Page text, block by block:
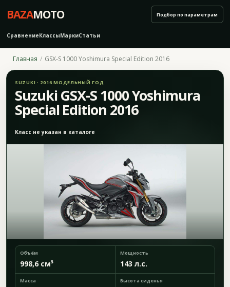
BAZAMOTO
СравнениеКлассыМаркиСтатьи
Подбор по параметрам
Главная GSX-S 1000 Yoshimura Special Edition 2016
SUZUKI · 2016 МОДЕЛЬНЫЙ ГОД
Suzuki GSX-S 1000 Yoshimura
Special Edition 2016
Класс не указан в каталоге
Объём
998,6 см³
Мощность
143 л.с.
Масса Высота сиденья